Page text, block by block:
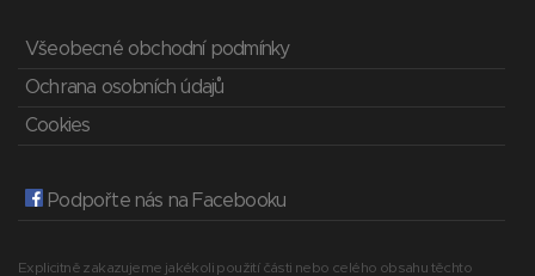
Všeobecné obchodní podmínky
Ochrana osobních údajů
Cookies
Podpořte nás na Facebooku
Explicitně zakazujeme jakékoli použití části nebo celého obsahu těchto